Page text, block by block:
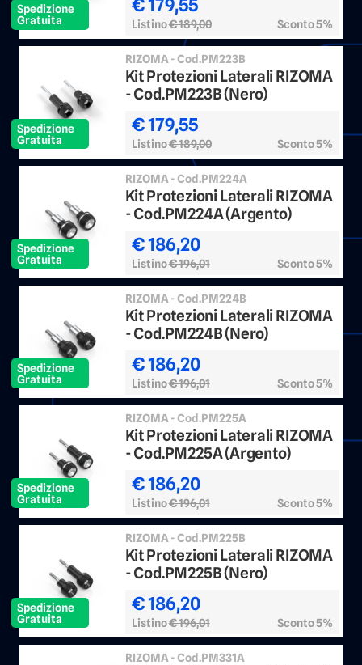
Spedizione
Gratuita
€ 179,55
Listino€ 189,00 Sconto 5%
Spedizione
Gratuita
RIZOMA - Cod.PM223B
Kit Protezioni Laterali RIZOMA
- Cod.PM223B (Nero)
€ 179,55
Listino€ 189,00 Sconto 5%
Spedizione
Gratuita
RIZOMA - Cod.PM224A
Kit Protezioni Laterali RIZOMA
- Cod.PM224A (Argento)
€ 186,20
Listino€ 196,01 Sconto 5%
Spedizione
Gratuita
RIZOMA - Cod.PM224B
Kit Protezioni Laterali RIZOMA
- Cod.PM224B (Nero)
€ 186,20
Listino€ 196,01 Sconto 5%
Spedizione
Gratuita
RIZOMA - Cod.PM225A
Kit Protezioni Laterali RIZOMA
- Cod.PM225A (Argento)
€ 186,20
Listino€ 196,01 Sconto 5%
Spedizione
Gratuita
RIZOMA - Cod.PM225B
Kit Protezioni Laterali RIZOMA
- Cod.PM225B (Nero)
€ 186,20
Listino€ 196,01 Sconto 5%
RIZOMA - Cod.PM331A